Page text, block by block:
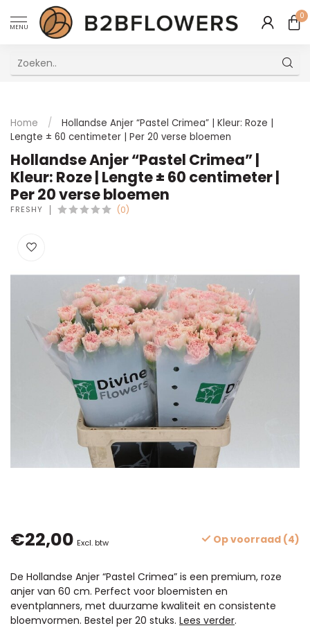
MENU
0
Home /
Hollandse Anjer “Pastel Crimea” | Kleur: Roze |
Lengte ± 60 centimeter | Per 20 verse bloemen
Hollandse Anjer “Pastel Crimea” |
Kleur: Roze | Lengte ± 60 centimeter |
Per 20 verse bloemen
FRESHY (0)
€22,00 Excl. btw Op voorraad (4)
De Hollandse Anjer “Pastel Crimea” is een premium, roze
anjer van 60 cm. Perfect voor bloemisten en
eventplanners, met duurzame kwaliteit en consistente
bloemvormen. Bestel per 20 stuks. Lees verder.